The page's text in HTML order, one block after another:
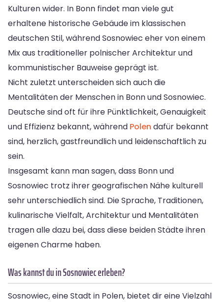
Kulturen wider. In Bonn findet man viele gut
erhaltene historische Gebäude im klassischen
deutschen Stil, während Sosnowiec eher von einem
Mix aus traditioneller polnischer Architektur und
kommunistischer Bauweise geprägt ist.
Nicht zuletzt unterscheiden sich auch die
Mentalitäten der Menschen in Bonn und Sosnowiec.
Deutsche sind oft für ihre Pünktlichkeit, Genauigkeit
und Effizienz bekannt, während Polen dafür bekannt
sind, herzlich, gastfreundlich und leidenschaftlich zu
sein.
Insgesamt kann man sagen, dass Bonn und
Sosnowiec trotz ihrer geografischen Nähe kulturell
sehr unterschiedlich sind. Die Sprache, Traditionen,
kulinarische Vielfalt, Architektur und Mentalitäten
tragen alle dazu bei, dass diese beiden Städte ihren
eigenen Charme haben.
Was kannst du in Sosnowiec erleben?
Sosnowiec, eine Stadt in Polen, bietet dir eine Vielzahl